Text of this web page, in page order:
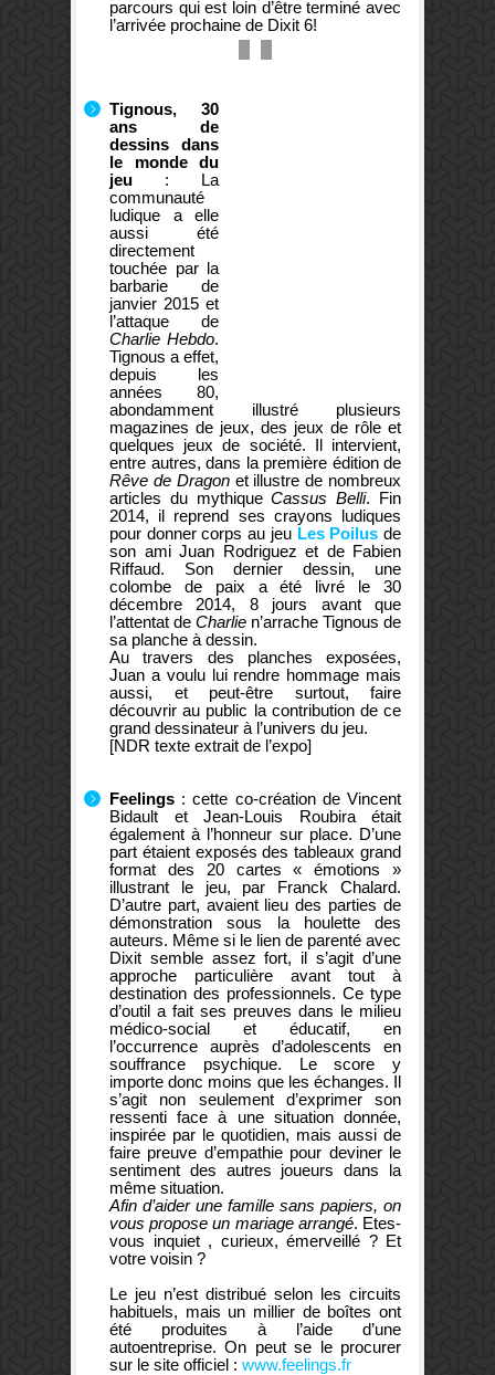
parcours qui est loin d’être terminé avec
l’arrivée prochaine de Dixit 6!
de
boites
vendues…
ne
s’improvise
Tignous, 30
ans de
dessins dans
le monde du
jeu : La
communauté
ludique a elle
aussi été
directement
touchée par la
barbarie de
janvier 2015 et
l’attaque de
Charlie Hebdo.
Tignous a effet,
depuis les
années 80,
abondamment illustré plusieurs
magazines de jeux, des jeux de rôle et
quelques jeux de société. Il intervient,
entre autres, dans la première édition de
Rêve de Dragonet illustre de nombreux
articles du mythiqueCassus Belli. Fin
2014, il reprend ses crayons ludiques
pour donner corps au jeu Les Poilus de
son ami Juan Rodriguez et de Fabien
Riffaud. Son dernier dessin, une
colombe de paix a été livré le 30
décembre 2014, 8 jours avant que
l’attentat de Charlie n’arrache Tignous de
sa planche à dessin.
Au travers des planches exposées,
Juan a voulu lui rendre hommage mais
aussi, et peut-être surtout, faire
découvrir au public la contribution de ce
grand dessinateur à l’univers du jeu.
[NDR texte extrait de l’expo]
Feelings : cette co-création de Vincent
Bidault et Jean-Louis Roubira était
également à l’honneur sur place. D’une
part étaient exposés des tableaux grand
format des 20 cartes « émotions »
illustrant le jeu, par Franck Chalard.
D’autre part, avaient lieu des parties de
démonstration sous la houlette des
auteurs. Même si le lien de parenté avec
Dixit semble assez fort, il s’agit d’une
approche particulière avant tout à
destination des professionnels. Ce type
d’outil a fait ses preuves dans le milieu
médico-social et éducatif, en
l’occurrence auprès d’adolescents en
souffrance psychique. Le score y
importe donc moins que les échanges. Il
s’agit non seulement d’exprimer son
ressenti face à une situation donnée,
inspirée par le quotidien, mais aussi de
faire preuve d’empathie pour deviner le
sentiment des autres joueurs dans la
même situation.
Afin d’aider une famille sans papiers, on
vous propose un mariage arrangé. Etes-
vous inquiet , curieux, émerveillé ? Et
votre voisin ?
Le jeu n’est distribué selon les circuits
habituels, mais un millier de boîtes ont
été produites à l’aide d’une
autoentreprise. On peut se le procurer
sur le site officiel : www.feelings.fr